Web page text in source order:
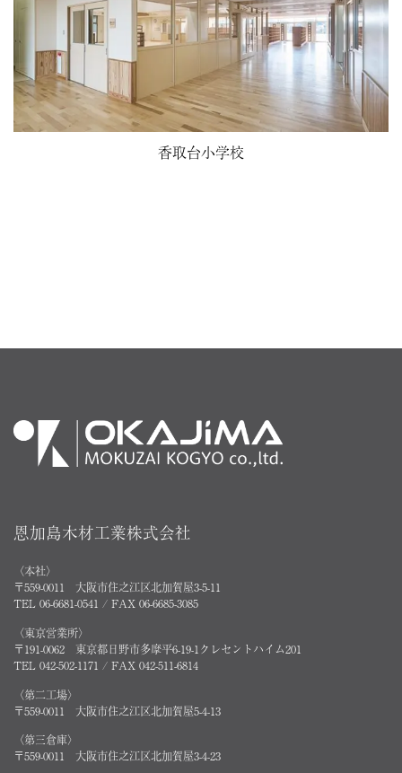
香取台小学校
恩加島木材工業株式会社
〈本社〉
〒559-0011 大阪市住之江区北加賀屋3-5-11
TEL 06-6681-0541 / FAX 06-6685-3085
〈東京営業所〉
〒191-0062 東京都日野市多摩平6-19-1クレセントハイム201
TEL 042-502-1171 / FAX 042-511-6814
〈第二工場〉
〒559-0011 大阪市住之江区北加賀屋5-4-13
〈第三倉庫〉
〒559-0011 大阪市住之江区北加賀屋3-4-23